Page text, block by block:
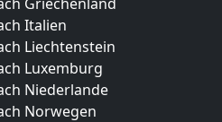
Italien
Liechtenstein
Luxemburg
Niederlande
Norwegen